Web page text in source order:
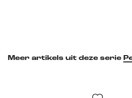
Meer artikels uit deze serie